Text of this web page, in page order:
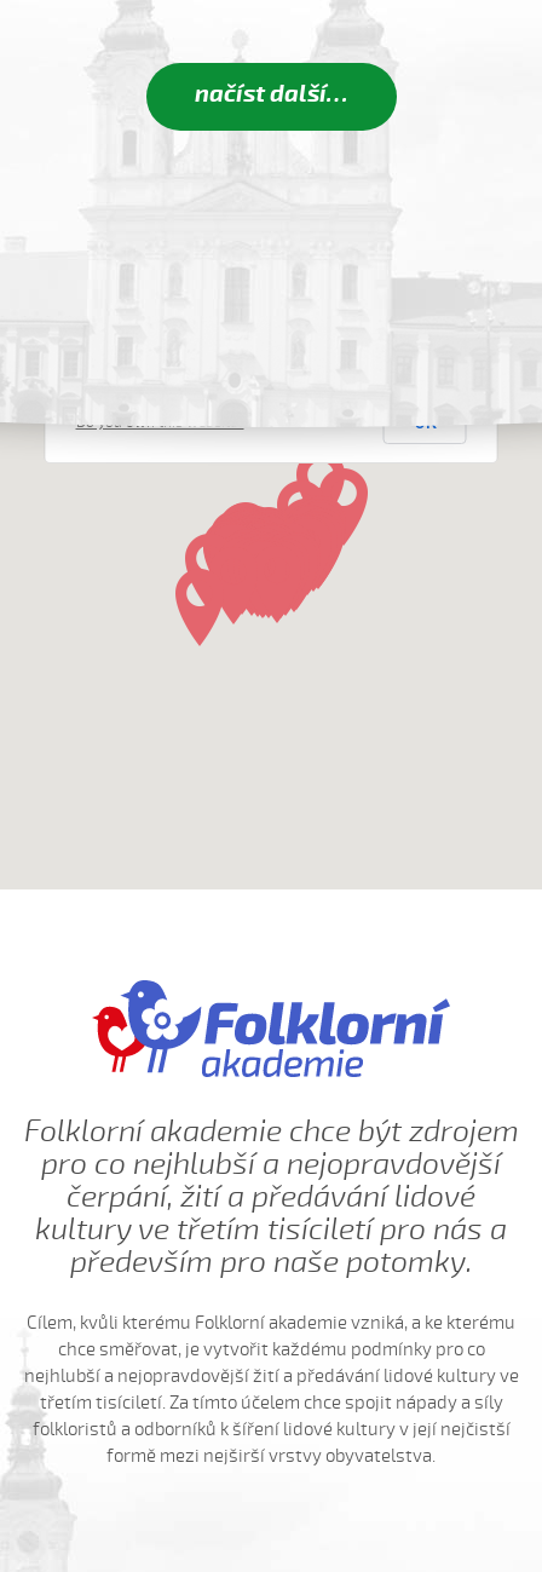
načíst další…
Do you own this website? OK
Folklorní akademie chce být zdrojem
pro co nejhlubší a nejopravdovější
čerpání, žití a předávání lidové
kultury ve třetím tisíciletí pro nás a
především pro naše potomky.
Cílem, kvůli kterému Folklorní akademie vzniká, a ke kterému
chce směřovat, je vytvořit každému podmínky pro co
nejhlubší a nejopravdovější žití a předávání lidové kultury ve
třetím tisíciletí. Za tímto účelem chce spojit nápady a síly
folkloristů a odborníků k šíření lidové kultury v její nejčistší
formě mezi nejširší vrstvy obyvatelstva.